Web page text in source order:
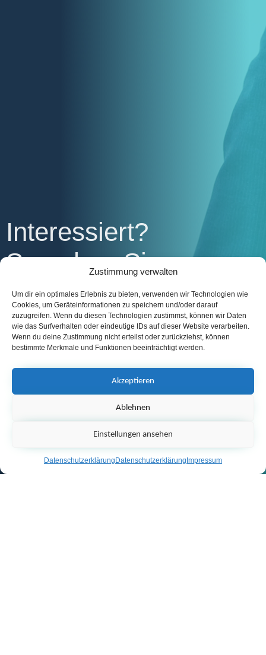
Zustimmung verwalten
Um dir ein optimales Erlebnis zu bieten, verwenden wir Technologien wie
Cookies, um Geräteinformationen zu speichern und/oder darauf
zuzugreifen. Wenn du diesen Technologien zustimmst, können wir Daten
wie das Surfverhalten oder eindeutige IDs auf dieser Website verarbeiten.
Wenn du deine Zustimmung nicht erteilst oder zurückziehst, können
bestimmte Merkmale und Funktionen beeinträchtigt werden.
Akzeptieren
Ablehnen
Einstellungen ansehen
Datenschutzerklärung Datenschutzerklärung Impressum
Interessiert?
Sprechen Sie uns an.